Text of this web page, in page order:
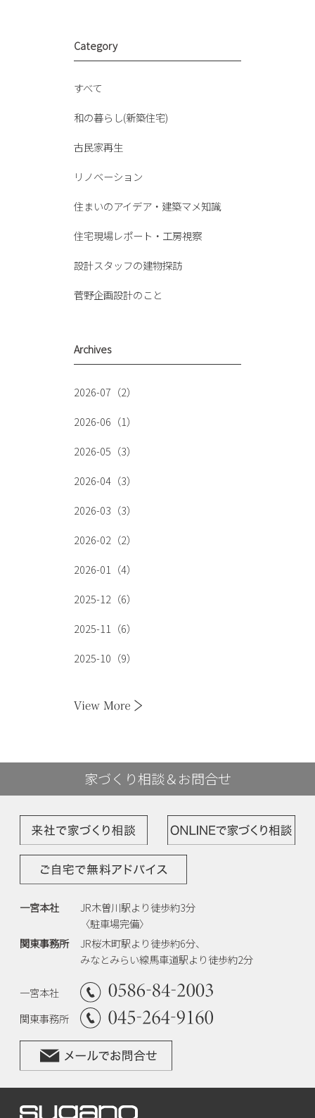
Category
すべて
和の暮らし(新築住宅)
古民家再生
リノベーション
住まいのアイデア・建築マメ知識
住宅現場レポート・工房視察
設計スタッフの建物探訪
菅野企画設計のこと
Archives
2026-07（2）
2026-06（1）
2026-05（3）
2026-04（3）
2026-03（3）
2026-02（2）
2026-01（4）
2025-12（6）
2025-11（6）
2025-10（9）
家づくり相談＆お問合せ
一宮本社
JR木曽川駅より徒歩約3分
〈駐車場完備〉
関東事務所
JR桜木町駅より徒歩約6分、
みなとみらい線馬車道駅より徒歩約2分
一宮本社
関東事務所